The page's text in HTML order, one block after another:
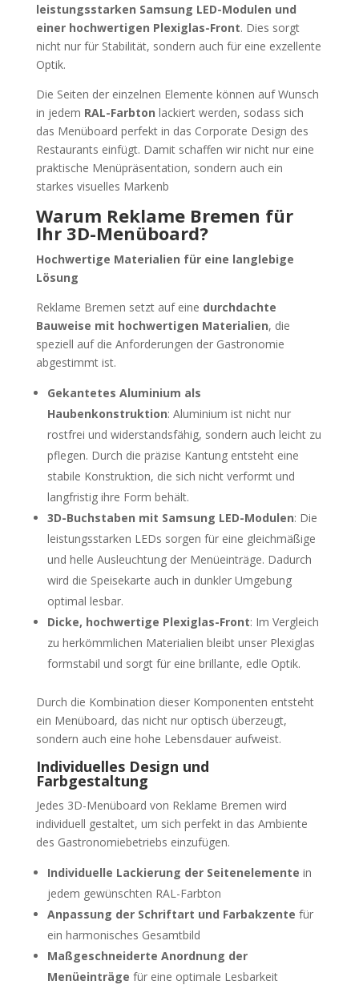
leistungsstarken Samsung LED-Modulen und
einer hochwertigen Plexiglas-Front. Dies sorgt
nicht nur für Stabilität, sondern auch für eine exzellente
Optik.
Die Seiten der einzelnen Elemente können auf Wunsch
in jedem RAL-Farbton lackiert werden, sodass sich
das Menüboard perfekt in das Corporate Design des
Restaurants einfügt. Damit schaffen wir nicht nur eine
praktische Menüpräsentation, sondern auch ein
starkes visuelles Markenb
Warum Reklame Bremen für
Ihr 3D-Menüboard?
Hochwertige Materialien für eine langlebige
Lösung
Reklame Bremen setzt auf eine durchdachte
Bauweise mit hochwertigen Materialien, die
speziell auf die Anforderungen der Gastronomie
abgestimmt ist.
Gekantetes Aluminium als
Haubenkonstruktion: Aluminium ist nicht nur
rostfrei und widerstandsfähig, sondern auch leicht zu
pflegen. Durch die präzise Kantung entsteht eine
stabile Konstruktion, die sich nicht verformt und
langfristig ihre Form behält.
3D-Buchstaben mit Samsung LED-Modulen: Die
leistungsstarken LEDs sorgen für eine gleichmäßige
und helle Ausleuchtung der Menüeinträge. Dadurch
wird die Speisekarte auch in dunkler Umgebung
optimal lesbar.
Dicke, hochwertige Plexiglas-Front: Im Vergleich
zu herkömmlichen Materialien bleibt unser Plexiglas
formstabil und sorgt für eine brillante, edle Optik.
Durch die Kombination dieser Komponenten entsteht
ein Menüboard, das nicht nur optisch überzeugt,
sondern auch eine hohe Lebensdauer aufweist.
Individuelles Design und
Farbgestaltung
Jedes 3D-Menüboard von Reklame Bremen wird
individuell gestaltet, um sich perfekt in das Ambiente
des Gastronomiebetriebs einzufügen.
Individuelle Lackierung der Seitenelemente in
jedem gewünschten RAL-Farbton
Anpassung der Schriftart und Farbakzente für
ein harmonisches Gesamtbild
Maßgeschneiderte Anordnung der
Menüeinträge für eine optimale Lesbarkeit